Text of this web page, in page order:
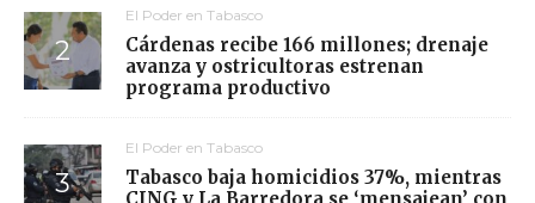
El Poder en Tabasco
Cárdenas recibe 166 millones; drenaje
avanza y ostricultoras estrenan
programa productivo
El Poder en Tabasco
Tabasco baja homicidios 37%, mientras